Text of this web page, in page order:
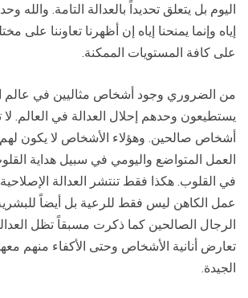
اليوم بل يتعلق تحديداً بالعدالة التامة. والله
إياه وإنما يمنحنا إياه إن أظهرنا تعاوننا على
على كافة المستويات الممكنة.
من الضروري وجود أشخاص مثاليين في عالم
يستطيعون وحدهم إحلال العدالة في العالم. لا
أشخاص صالحين. وهؤلاء الأشخاص لا يكون
العمل المتواضع واليومي في سبيل هداية
في القلوب. هكذا فقط تنتشر العدالة
عمل الكاهن ليس فقط للرعية بل أيضاً
الرجال الصالحين كما ذكرت مسبقاً تظل
تعارض أنانية الأشخاص وحتى الأكفاء منهم
الجيدة.